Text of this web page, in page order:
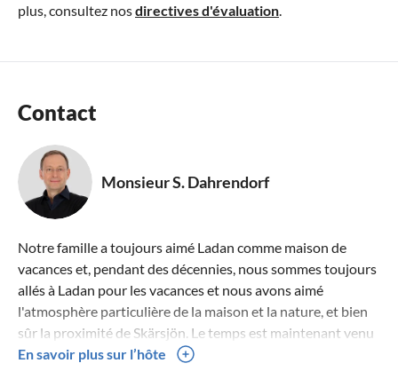
plus, consultez nosdirectives d'évaluation
Contact
Monsieur S. Dahrendorf
Notre famille a toujours aimé Ladan comme maison de
vacances et, pendant des décennies, nous sommes toujours
allés à Ladan pour les vacances et nous avons aimé
l'atmosphère particulière de la maison et la nature, et bien
sûr la proximité de Skärsjön. Le temps est maintenant venu
de partager notre joie avec d'autres et de louer Ladan à de
En savoir plus sur l’hôte